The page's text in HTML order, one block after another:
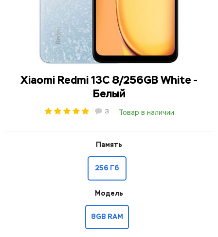
Xiaomi Redmi 13C 8/256GB White -
Белый
3 Товар в наличии
Память
256 Гб
Модель
8GB RAM